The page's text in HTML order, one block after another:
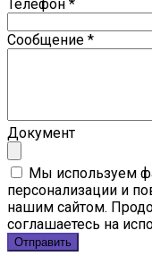
Телефон *
Сообщение *
Документ
Мы используем
персонализации и
нашим сайтом.
соглашаетесь на